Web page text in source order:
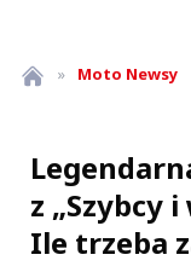
» Moto Newsy
z „Szybcy
Ile trzeba